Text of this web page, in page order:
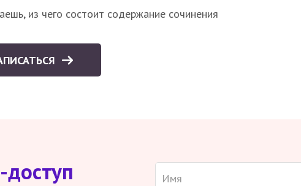
из чего состоит содержание сочинения